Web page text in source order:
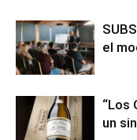
el
“Los
un